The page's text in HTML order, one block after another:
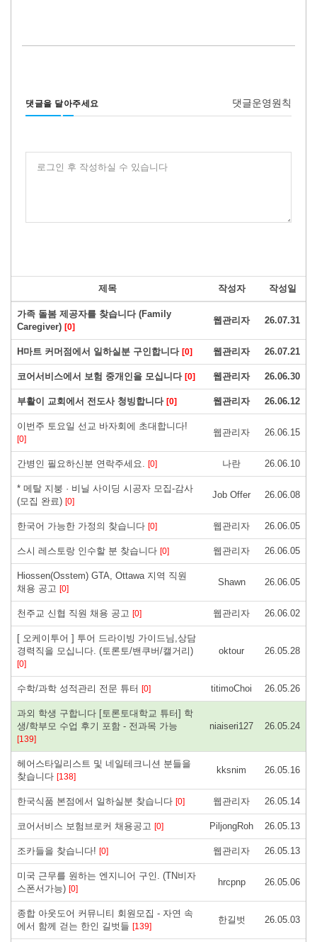
댓글을 달아주세요 댓글운영원칙
로그인 후 작성하실 수 있습니다
제목 작성자 작성일
가족 돌봄 제공자를 찾습니다 (Family
Caregiver) [0]
웹관리자 26.07.31
H마트 커머점에서 일하실분 구인합니다 [0] 웹관리자 26.07.21
코어서비스에서 보험 중개인을 모십니다 [0] 웹관리자 26.06.30
부활이 교회에서 전도사 청빙합니다 [0] 웹관리자 26.06.12
이번주 토요일 선교 바자회에 초대합니다!
[0]
웹관리자 26.06.15
간병인 필요하신분 연락주세요. [0] 나란 26.06.10
* 메탈 지붕 · 비닐 사이딩 시공자 모집-감사
(모집 완료) [0]
Job Offer 26.06.08
한국어 가능한 가정의 찾습니다 [0] 웹관리자 26.06.05
스시 레스토랑 인수할 분 찾습니다 [0] 웹관리자 26.06.05
Hiossen(Osstem) GTA, Ottawa 지역 직원
채용 공고 [0]
Shawn 26.06.05
천주교 신협 직원 채용 공고 [0] 웹관리자 26.06.02
[ 오케이투어 ] 투어 드라이빙 가이드님,상담
경력직을 모십니다. (토론토/밴쿠버/캘거리)
[0]
oktour 26.05.28
수학/과학 성적관리 전문 튜터 [0] titimoChoi 26.05.26
과외 학생 구합니다 [토론토대학교 튜터] 학
생/학부모 수업 후기 포함 - 전과목 가능
[139]
niaiseri127 26.05.24
헤어스타일리스트 및 네일테크니션 분들을
찾습니다 [138]
kksnim 26.05.16
한국식품 본점에서 일하실분 찾습니다 [0] 웹관리자 26.05.14
코어서비스 보험브로커 채용공고 [0] PiljongRoh 26.05.13
조카들을 찾습니다! [0] 웹관리자 26.05.13
미국 근무를 원하는 엔지니어 구인. (TN비자
스폰서가능) [0]
hrcpnp 26.05.06
종합 아웃도어 커뮤니티 회원모집 - 자연 속
에서 함께 걷는 한인 길벗들 [139]
한길벗 26.05.03